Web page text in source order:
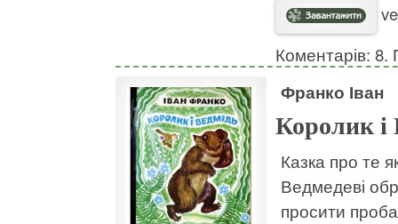
Коментарів: 8.
Франко Іван
Королик і
Казка про те
Ведмедеві
просити